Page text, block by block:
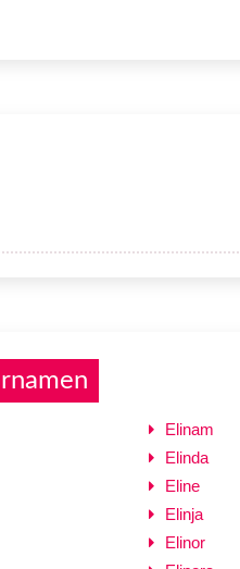
Elinam
Elinda
Eline
Elinja
Elinor